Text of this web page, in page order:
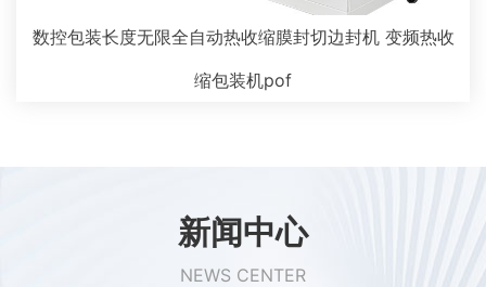
数控包装长度无限全自动热收缩膜封切边封机 变频热收
缩包装机pof
新闻中心
NEWS CENTER